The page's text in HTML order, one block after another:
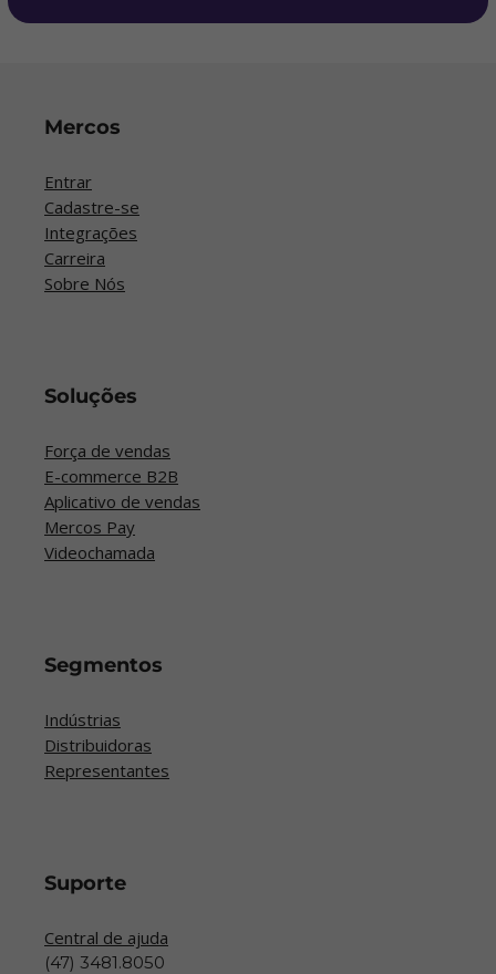
Mercos
Entrar
Cadastre-se
Integrações
Carreira
Sobre Nós
Soluções
Força de vendas
E-commerce B2B
Aplicativo de vendas
Mercos Pay
Videochamada
Segmentos
Indústrias
Distribuidoras
Representantes
Suporte
Central de ajuda
(47) 3481.8050